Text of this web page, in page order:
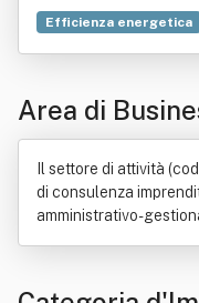
Efficienza energetica
Industria
Area di
Il settore di attività
di consulenza
amministrativo-